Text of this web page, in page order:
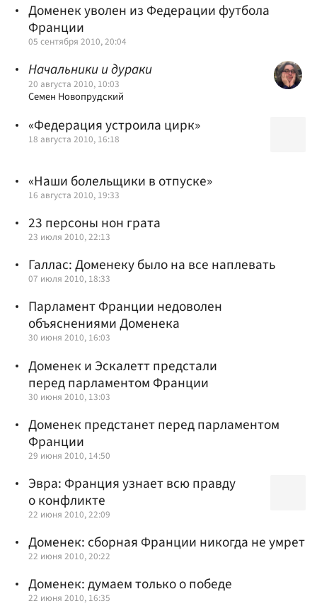
Доменек уволен из Федерации футбола
Франции
05 сентября 2010, 20:04
Начальники и дураки
20 августа 2010, 10:03
Семен Новопрудский
«Федерация устроила цирк»
18 августа 2010, 16:18
«Наши болельщики в отпуске»
16 августа 2010, 19:33
23 персоны нон грата
23 июля 2010, 22:13
Галлас: Доменеку было на все наплевать
07 июля 2010, 18:33
Парламент Франции недоволен
объяснениями Доменека
30 июня 2010, 16:03
Доменек и Эскалетт предстали
перед парламентом Франции
30 июня 2010, 13:03
Доменек предстанет перед парламентом
Франции
29 июня 2010, 14:50
Эвра: Франция узнает всю правду
о конфликте
22 июня 2010, 22:09
Доменек: сборная Франции никогда не умрет
22 июня 2010, 20:22
Доменек: думаем только о победе
22 июня 2010, 16:35